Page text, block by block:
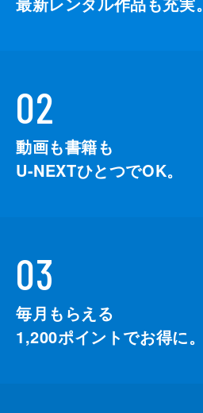
02
動画も書籍も
U-NEXTひとつでOK。
03
毎月もらえる
1,200ポイントでお得に。